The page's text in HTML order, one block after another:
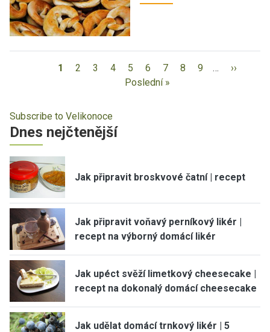
1 2 3 4 5 6 7 8 9 …
››
Poslední »
Subscribe to Velikonoce
Dnes nejčtenější
Jak připravit broskvové čatní | recept
Jak připravit voňavý perníkový likér |
recept na výborný domácí likér
Jak upéct svěží limetkový cheesecake |
recept na dokonalý domácí cheesecake
Jak udělat domácí trnkový likér | 5